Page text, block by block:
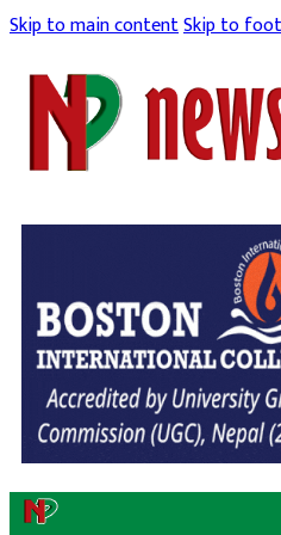
Skip to main contentSkip to